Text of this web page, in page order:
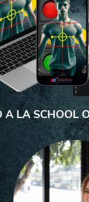
A LA SCHOOL